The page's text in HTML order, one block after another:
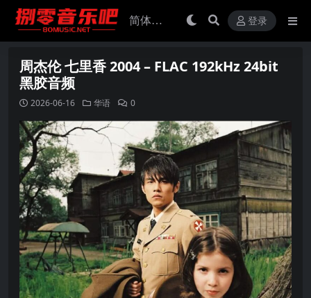
登录
周杰伦 七里香 2004 – FLAC 192kHz 24bit
黑胶音频
2026-06-16 华语 0